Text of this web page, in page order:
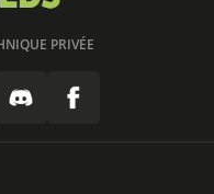
PRIVÉE